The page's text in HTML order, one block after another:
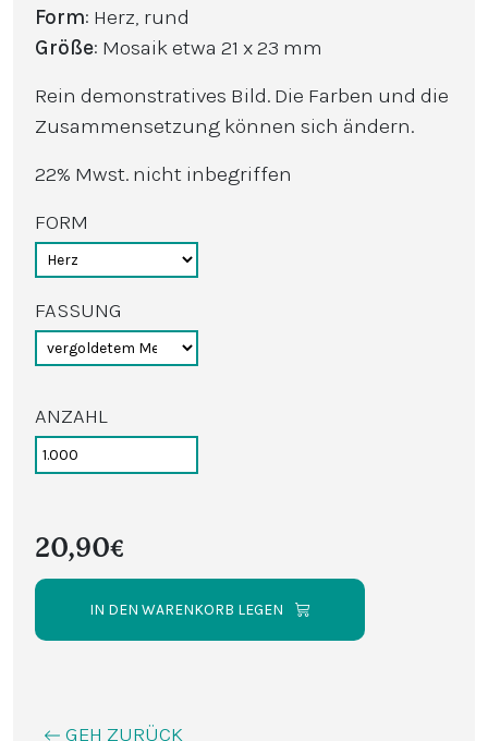
Form: Herz, rund
Größe: Mosaik etwa 21 x 23 mm
Rein demonstratives Bild. Die Farben und die
Zusammensetzung können sich ändern.
22% Mwst. nicht inbegriffen
FORM
FASSUNG
ANZAHL
20,90€
IN DEN WARENKORB LEGEN
GEH ZURÜCK